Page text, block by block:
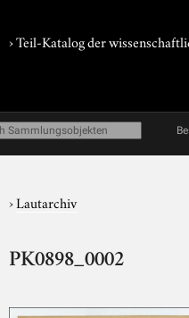
› Teil-Katalog der
›Lautarchiv
PK0898_0002